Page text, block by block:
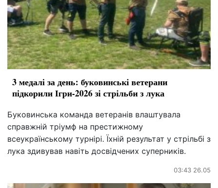
3 медалі за день: буковинські ветерани
підкорили Ігри-2026 зі стрільби з лука
Буковинська команда ветеранів влаштувала
справжній тріумф на престижному
всеукраїнському турнірі. Їхній результат у стрільбі з
лука здивував навіть досвідчених суперників.
03:43 26.05